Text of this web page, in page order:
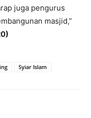
juga pengurus
masjid,”
Syiar Islam